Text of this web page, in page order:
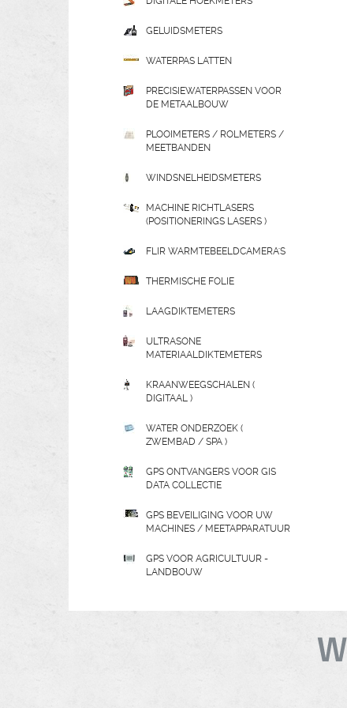
GELUIDSMETERS
WATERPAS LATTEN
PRECISIEWATERPASSEN VOOR
DE METAALBOUW
PLOOIMETERS / ROLMETERS /
MEETBANDEN
WINDSNELHEIDSMETERS
MACHINE RICHTLASERS
(POSITIONERINGS LASERS )
FLIR WARMTEBEELDCAMERA'S
THERMISCHE FOLIE
LAAGDIKTEMETERS
ULTRASONE
MATERIAALDIKTEMETERS
KRAANWEEGSCHALEN (
DIGITAAL )
WATER ONDERZOEK (
ZWEMBAD / SPA )
GPS ONTVANGERS VOOR GIS
DATA COLLECTIE
GPS BEVEILIGING VOOR UW
MACHINES / MEETAPPARATUUR
GPS VOOR AGRICULTUUR -
LANDBOUW